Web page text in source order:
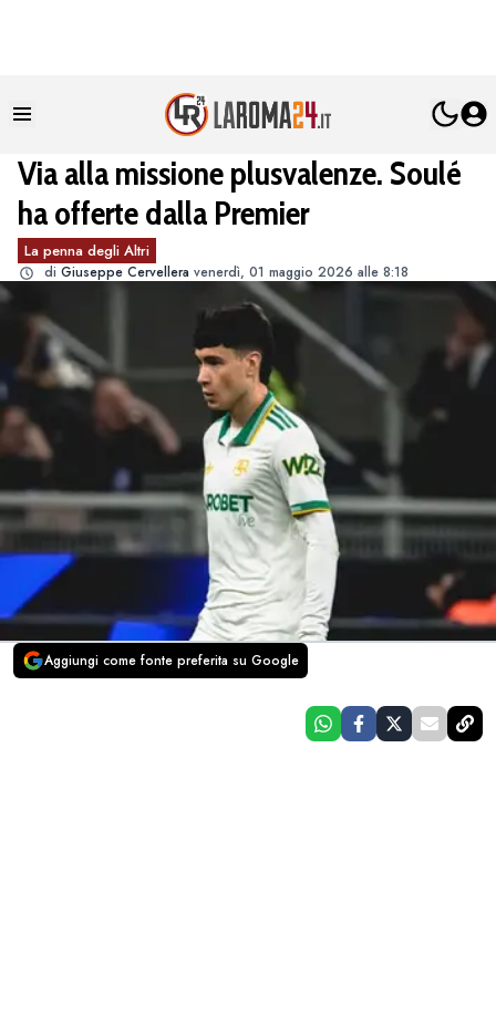
Via alla missione plusvalenze. Soulé
ha offerte dalla Premier
La penna degli Altri
di Giuseppe Cervellera venerdì, 01 maggio 2026 alle 8:18
Aggiungi come fonte preferita su Google